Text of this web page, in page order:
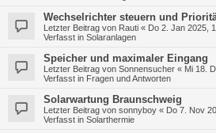
Wechselrichter steuern und
Letzter Beitrag von Rauti « Do 2. Jan 2025,
Verfasst in Solaranlagen
Speicher und maximaler Eingang
Letzter Beitrag von Sonnensucher « Mi 18.
Verfasst in Fragen und Antworten
Solarwartung Braunschweig
Letzter Beitrag von sonnyboy « Do 7. Nov
Verfasst in Solarthermie